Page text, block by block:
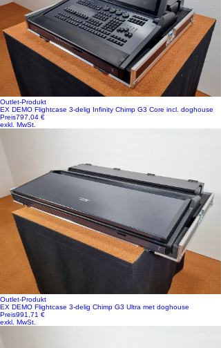
Outlet-Produkt
EX DEMO Flightcase 3-delig Infinity Chimp G3 Core incl. doghouse
Preis797,04 €
exkl. MwSt.
Outlet-Produkt
EX DEMO Flightcase 3-delig Chimp G3 Ultra met doghouse
Preis991,71 €
exkl. MwSt.